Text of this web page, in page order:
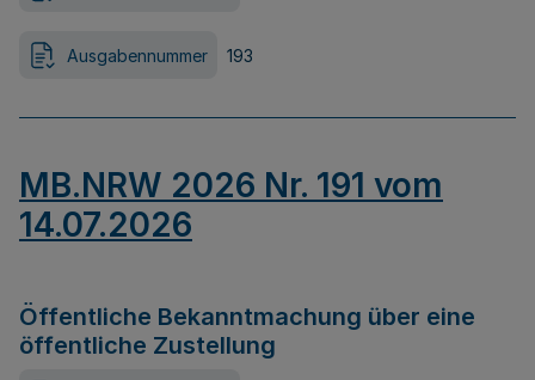
Ausgabennummer 193
MB.NRW 2026 Nr. 191 vom
14.07.2026
Öffentliche Bekanntmachung über eine
öffentliche Zustellung